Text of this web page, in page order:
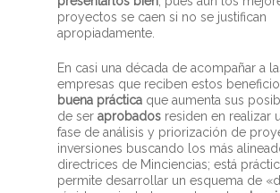
proyectos se caen si no se justifican
apropiadamente.
En casi una década de acompañar a
empresas que reciben estos
buena práctica que aumenta sus
de ser aprobados residen en realizar
fase de análisis y priorización de
inversiones buscando los más
directrices de Minciencias; está
permite desarrollar un esquema de